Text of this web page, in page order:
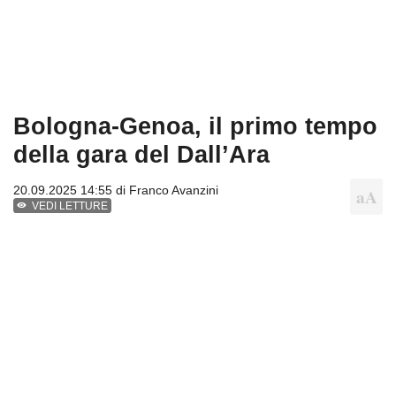
Bologna-Genoa, il primo tempo
della gara del Dall’Ara
20.09.2025 14:55 di Franco Avanzini
VEDI LETTURE